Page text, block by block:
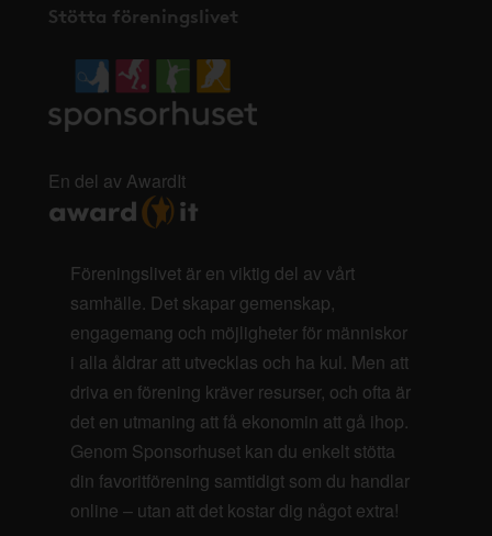
Stötta föreningslivet
En del av AwardIt
Föreningslivet är en viktig del av vårt
samhälle. Det skapar gemenskap,
engagemang och möjligheter för människor
i alla åldrar att utvecklas och ha kul. Men att
driva en förening kräver resurser, och ofta är
det en utmaning att få ekonomin att gå ihop.
Genom Sponsorhuset kan du enkelt stötta
din favoritförening samtidigt som du handlar
online – utan att det kostar dig något extra!